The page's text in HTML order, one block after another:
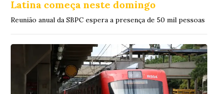
Latina começa neste domingo
Reunião anual da SBPC espera a presença de 50 mil pessoas